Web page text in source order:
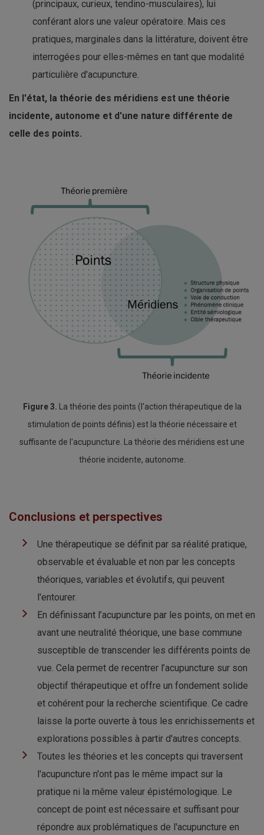
(principaux, curieux, tendino-musculaires), lui
conférant alors une valeur opératoire. Mais ces
pratiques, marginales dans la littérature, doivent être
interrogées pour elles-mêmes en tant que modalité
particulière d'acupuncture.
En l'état, la théorie des méridiens est une théorie
incidente, autonome et d'une nature différente de
celle des points.
Figure 3. La théorie des points (l'action thérapeutique de la
stimulation de points définis) est la théorie nécessaire et
suffisante de l'acupuncture. La théorie des méridiens est une
théorie incidente, autonome.
Conclusions et perspectives
Une thérapeutique se définit par sa réalité pratique,
observable et évaluable et non par les concepts
théoriques, variables et évolutifs, qui peuvent
l'entourer.
En définissant l’acupuncture par les points, on met en
avant une neutralité théorique, une base commune
susceptible de transcender les différents points de
vue. Cela permet de recentrer l’acupuncture sur son
objectif thérapeutique et offre un fondement solide
et cohérent pour la recherche scientifique. Ce cadre
laisse la porte ouverte à tous les enrichissements et
explorations possibles à partir d'autres concepts.
Toutes les théories et les concepts qui traversent
l'acupuncture n'ont pas le même impact sur la
pratique ni la même valeur épistémologique. Le
concept de point est nécessaire et suffisant pour
répondre aux problématiques de l'acupuncture en